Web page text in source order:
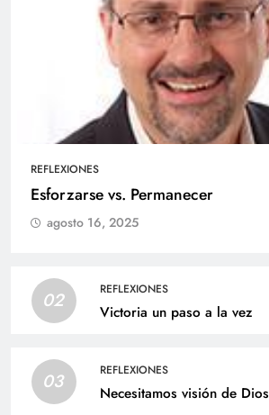
REFLEXIONES
Esforzarse vs. Permanecer
agosto 16, 2025
02 REFLEXIONES
Victoria un paso a la vez
03 REFLEXIONES
Necesitamos visión de Dios